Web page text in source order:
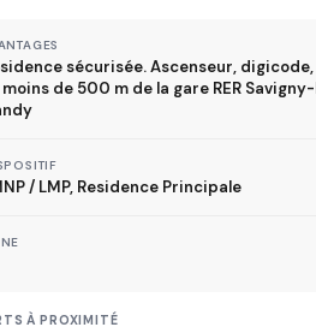
réduite
TVA à 5,5%
sécurisée. Ascenseur,
moins de 500 m de la gare RER
/ LMP, Residence Principale
À PROXIMITÉ